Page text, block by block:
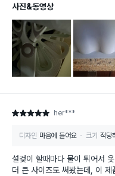
사진&동영상
별점 5점 her***
디자인 마음에 들어요 크기 적당
설겆이 할때마다 물이 튀어서
더 큰 사이즈도 써봤는데, 이